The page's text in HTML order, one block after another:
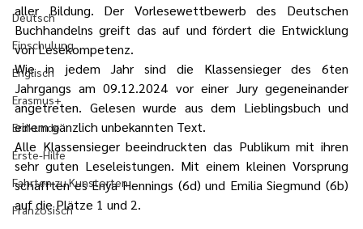
Deutsch
Einschulung
Englisch
Erasmus+
Erdkunde
Erste-Hilfe
Fahrten zu Kunstorten
Französisch
aller Bildung. Der Vorlesewettbewerb des Deutschen
Buchhandelns greift das auf und fördert die Entwicklung
von Lesekompetenz.
Wie in jedem Jahr sind die Klassensieger des 6ten
Jahrgangs am 09.12.2024 vor einer Jury gegeneinander
angetreten. Gelesen wurde aus dem Lieblingsbuch und
einem gänzlich unbekannten Text.
Alle Klassensieger beeindruckten das Publikum mit ihren
sehr guten Leseleistungen. Mit einem kleinen Vorsprung
schafften es Enya Hennings (6d) und Emilia Siegmund (6b)
auf die Plätze 1 und 2.